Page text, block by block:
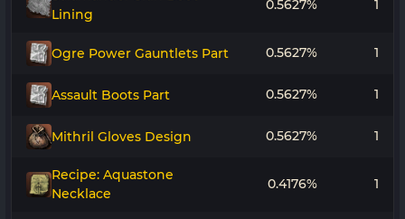
Lining
0.5627% 1
Ogre Power Gauntlets Part 0.5627% 1
Assault Boots Part 0.5627% 1
Mithril Gloves Design 0.5627% 1
Recipe: Aquastone
Necklace
0.4176% 1